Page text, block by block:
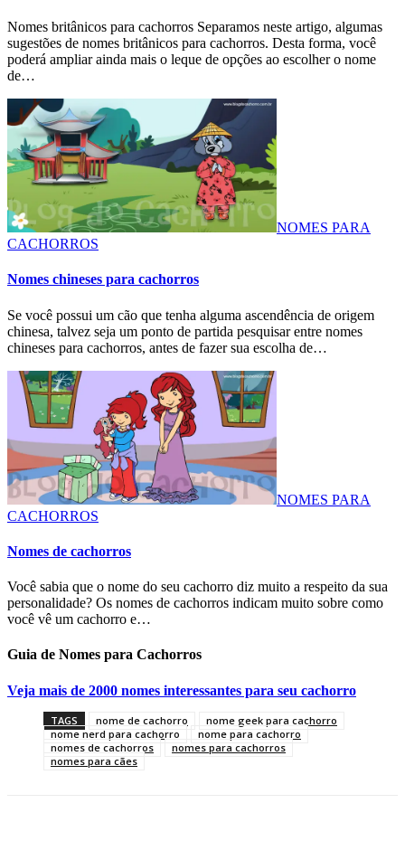
Nomes britânicos para cachorros Separamos neste artigo, algumas
sugestões de nomes britânicos para cachorros. Desta forma, você
poderá ampliar ainda mais o leque de opções ao escolher o nome
de…
NOMES PARA
CACHORROS
Nomes chineses para cachorros
Se você possui um cão que tenha alguma ascendência de origem
chinesa, talvez seja um ponto de partida pesquisar entre nomes
chineses para cachorros, antes de fazer sua escolha de…
NOMES PARA
CACHORROS
Nomes de cachorros
Você sabia que o nome do seu cachorro diz muito a respeito da sua
personalidade? Os nomes de cachorros indicam muito sobre como
você vê um cachorro e…
Guia de Nomes para Cachorros
Veja mais de 2000 nomes interessantes para seu cachorro
TAGS nome de cachorro
nome geek para cachorro
nome nerd para cachorro
nome para cachorro
nomes de cachorros
nomes para cachorros
nomes para cães